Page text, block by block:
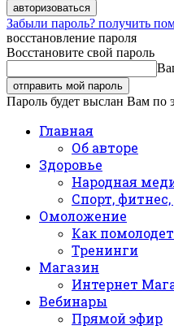
Забыли пароль? получить
восстановление пароля
Восстановите свой пароль
Пароль будет выслан Вам по
Главная
Об авторе
Здоровье
Народная
Спорт,
Омоложение
Как
Тренинги
Магазин
Интернет
Вебинары
Прямой эфир